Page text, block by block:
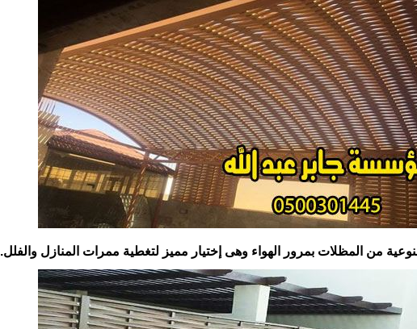
من المظلات بمرور الهواء وهى إختيار مميز لتغطية ممرات المنازل والفلل.‏